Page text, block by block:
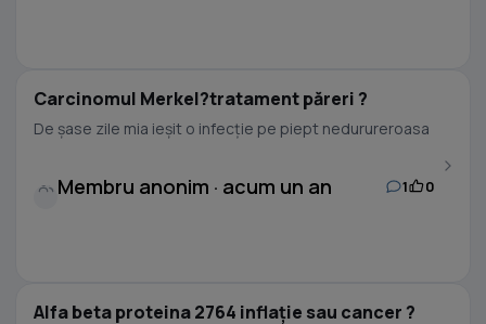
Carcinomul Merkel?tratament păreri ?
De șase zile mia ieșit o infecție pe piept nedurureroasa
Membru anonim · acum un an 1 0
Alfa beta proteina 2764 inflație sau cancer ?